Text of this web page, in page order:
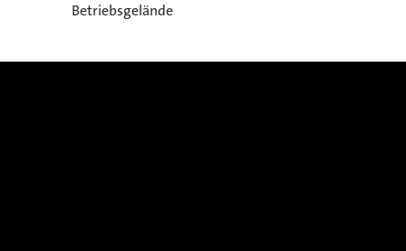
Betriebsgelände